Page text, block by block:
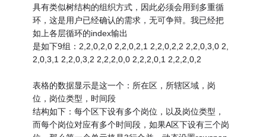
具有类似树结构的组织方式，因此必须会用到多重循
环，这是用户已经确认的需求，无可争辩。我已经把
如上各层循环的index输出
是如下9组：2,2,0,2,0 2,2,0,2,1 2,2,0,2,2 2,2,0,3,0 2,
2,0,3,1 2,2,0,3,2 2,2,2,0,0 2,2,2,0,1 2,2,2,0,2
表格的数据显示是这一个：所在区，所辖区域，岗
位，岗位类型，时间段
结构如下：每个区下设有多个岗位，以及岗位类型，
而每个岗位对应有多个时间段，如果A区下设有三个岗